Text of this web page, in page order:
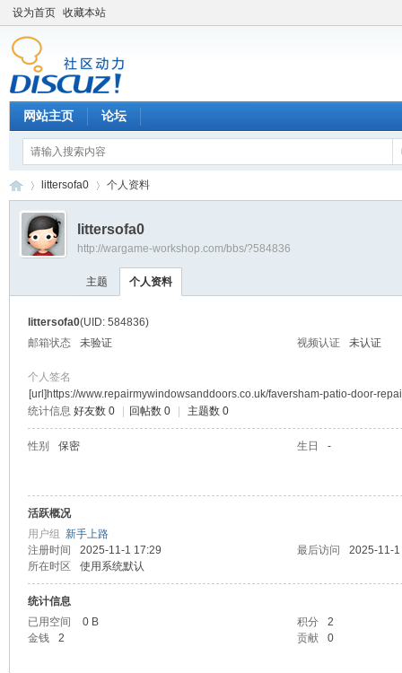
设为首页 收藏本站
网站主页 论坛
›
littersofa0 个人资料
littersofa0
http://wargame-workshop.com/bbs/?584836
主题 个人资料
littersofa0(UID: 584836)
邮箱状态
未验证 视频认证 未认证
个人签名
[url]https://www.repairmywindowsanddoors.co.uk/faversham-patio-door-
统计信息 好友数 0 回帖数 0 主题数 0
性别 保密 生日 -
活跃概况
用户组 新手上路
注册时间
2025-11-1 17:29 最后访问
2025-11-
所在时区
使用系统默认
统计信息
已用空间
0 B 积分
2
金钱
2 贡献 0